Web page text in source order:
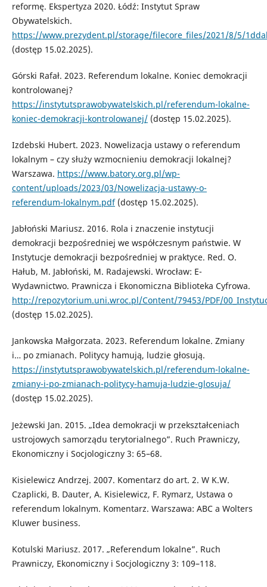
reformę. Ekspertyza 2020. Łódź: Instytut Spraw
Obywatelskich.
https://www.prezydent.pl/storage/filecore_files/2021/8/5/
(dostęp 15.02.2025).
Górski Rafał. 2023. Referendum lokalne. Koniec demokracji
kontrolowanej?
https://instytutsprawobywatelskich.pl/referendum-lokalne-
koniec-demokracji-kontrolowanej/(dostęp 15.02.2025).
Izdebski Hubert. 2023. Nowelizacja ustawy o referendum
lokalnym – czy służy wzmocnieniu demokracji lokalnej?
Warszawa. https://www.batory.org.pl/wp-
content/uploads/2023/03/Nowelizacja-ustawy-o-
referendum-lokalnym.pdf(dostęp 15.02.2025).
Jabłoński Mariusz. 2016. Rola i znaczenie instytucji
demokracji bezpośredniej we współczesnym państwie. W
Instytucje demokracji bezpośredniej w praktyce. Red. O.
Hałub, M. Jabłoński, M. Radajewski. Wrocław: E-
Wydawnictwo. Prawnicza i Ekonomiczna Biblioteka Cyfrowa.
http://repozytorium.uni.wroc.pl/Content/79453/PDF/
(dostęp 15.02.2025).
Jankowska Małgorzata. 2023. Referendum lokalne. Zmiany
i… po zmianach. Politycy hamują, ludzie głosują.
https://instytutsprawobywatelskich.pl/referendum-lokalne-
zmiany-i-po-zmianach-politycy-hamuja-ludzie-glosuja/
(dostęp 15.02.2025).
Jeżewski Jan. 2015. „Idea demokracji w przekształceniach
ustrojowych samorządu terytorialnego”. Ruch Prawniczy,
Ekonomiczny i Socjologiczny 3: 65–68.
Kisielewicz Andrzej. 2007. Komentarz do art. 2. W K.W.
Czaplicki, B. Dauter, A. Kisielewicz, F. Rymarz, Ustawa o
referendum lokalnym. Komentarz. Warszawa: ABC a Wolters
Kluwer business.
Kotulski Mariusz. 2017. „Referendum lokalne”. Ruch
Prawniczy, Ekonomiczny i Socjologiczny 3: 109–118.